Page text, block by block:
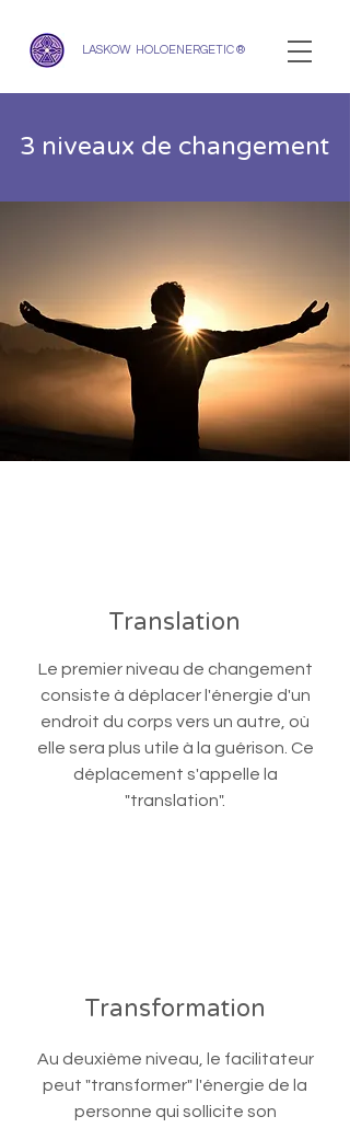
LASKOW HOLOENERGETIC ®
3 niveaux de changement
Translation
Le premier niveau de changement
consiste à déplacer l'énergie d'un
endroit du corps vers un autre, où
elle sera plus utile à la guérison. Ce
déplacement s'appelle la
"translation".
Transformation
Au deuxième niveau, le facilitateur
peut "transformer" l'énergie de la
personne qui sollicite son